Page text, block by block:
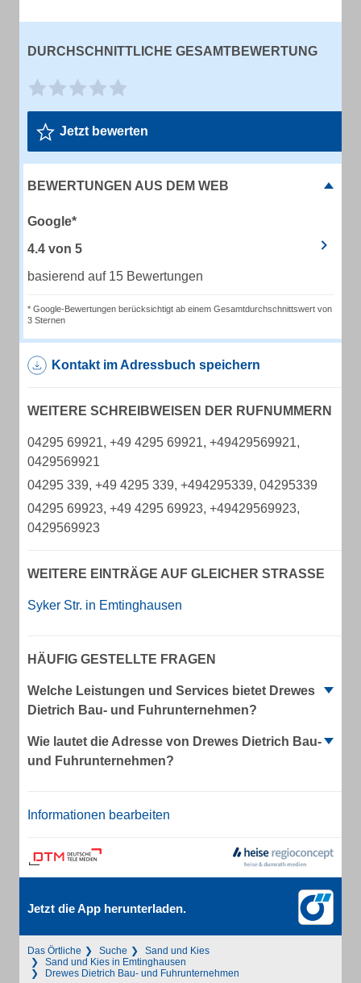
DURCHSCHNITTLICHE GESAMTBEWERTUNG
Jetzt bewerten
BEWERTUNGEN AUS DEM WEB
Google*
4.4 von 5
basierend auf 15 Bewertungen
* Google-Bewertungen berücksichtigt ab einem Gesamtdurchschnittswert von
3 Sternen
Kontakt im Adressbuch speichern
WEITERE SCHREIBWEISEN DER RUFNUMMERN
04295 69921, +49 4295 69921, +49429569921,
0429569921
04295 339, +49 4295 339, +494295339, 04295339
04295 69923, +49 4295 69923, +49429569923,
0429569923
WEITERE EINTRÄGE AUF GLEICHER STRASSE
Syker Str. in Emtinghausen
HÄUFIG GESTELLTE FRAGEN
Welche Leistungen und Services bietet Drewes
Dietrich Bau- und Fuhrunternehmen?
Wie lautet die Adresse von Drewes Dietrich Bau-
und Fuhrunternehmen?
Informationen bearbeiten
Jetzt die App herunterladen.
Das Örtliche Suche
Sand und Kies
Sand und Kies in Emtinghausen
Drewes Dietrich Bau- und Fuhrunternehmen